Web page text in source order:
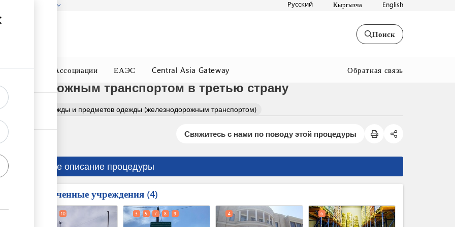
Русский Кыргызча English
Поиск
Окна Ассоциации ЕАЭС Central Asia Gateway Обратная связь
транспортом в третью страну
одежды и предметов одежды (железнодорожным транспортом)
Свяжитесь с нами по поводу этой процедуры
Краткое описание процедуры
Вовлеченные учреждения 4
expand_less
10 3 5 7 8 9 4 6